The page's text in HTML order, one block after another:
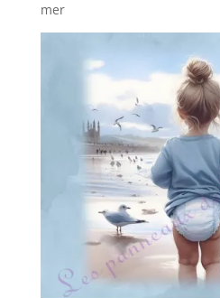
mer